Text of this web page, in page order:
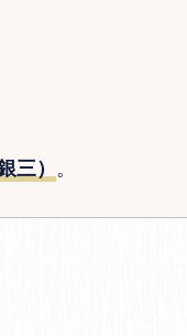
） 。